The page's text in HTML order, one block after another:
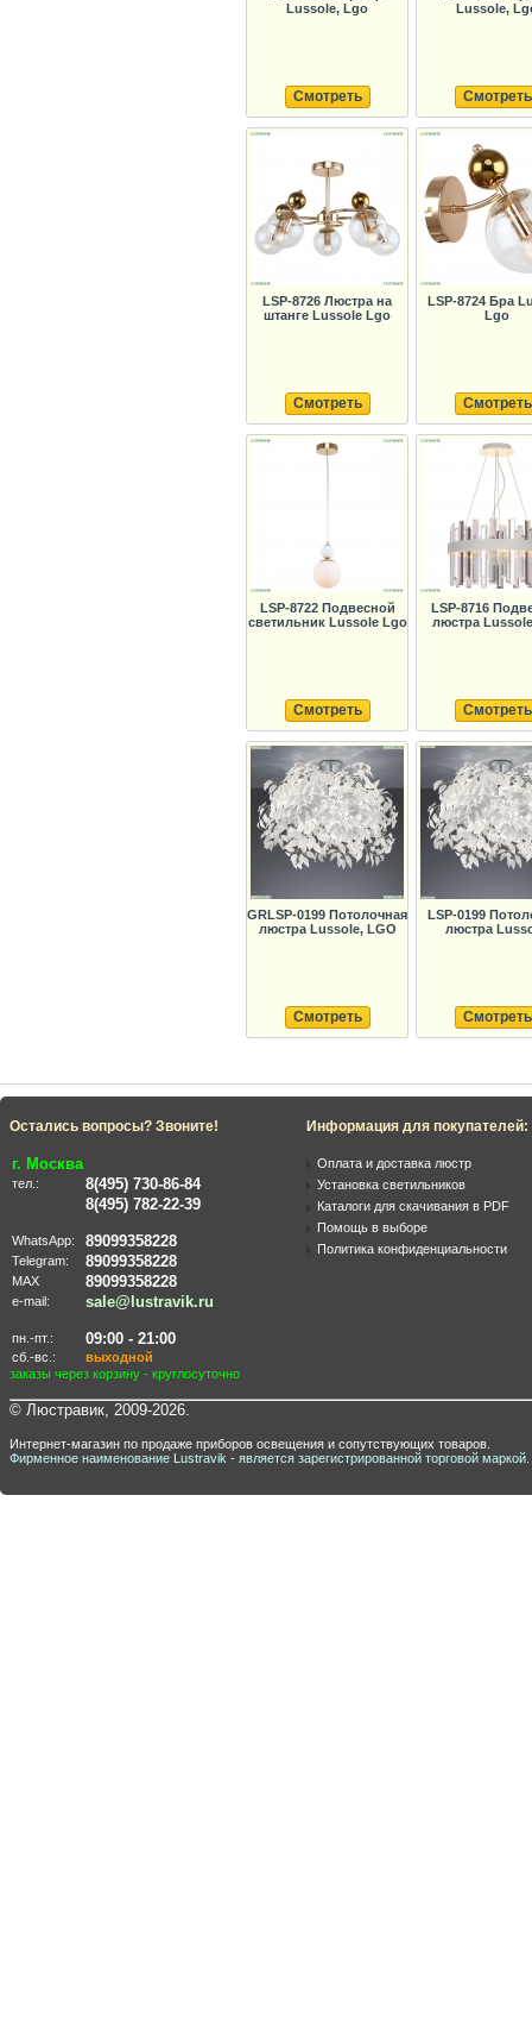
Lussole, Lgo
Смотреть
Lussole,
Смотреть
LSP-8726 Люстра на
штанге Lussole Lgo
Смотреть
LSP-8724 Бра
Lgo
Смотреть
LSP-8722 Подвесной
светильник Lussole Lgo
Смотреть
LSP-8716
люстра
Смотреть
GRLSP-0199 Потолочная
люстра Lussole, LGO
Смотреть
LSP-0199
люстра
Смотреть
Остались вопросы? Звоните!
г. Москва
тел.:
8(495) 730-86-84
8(495) 782-22-39
WhatsApp: 89099358228
Telegram: 89099358228
MAX 89099358228
e-mail: sale@lustravik.ru
пн.-пт.: 09:00 - 21:00
сб.-вс.:
выходной
заказы через корзину - круглосуточно
Информация для покупателей:
Оплата и доставка люстр
Установка светильников
Каталоги для скачивания в PDF
Помощь в выборе
Политика конфиденциальности
© Люстравик, 2009-2026.
Интернет-магазин по продаже приборов освещения и сопутствующих товаров.
Фирменное наименование Lustravik - является зарегистрированной торговой